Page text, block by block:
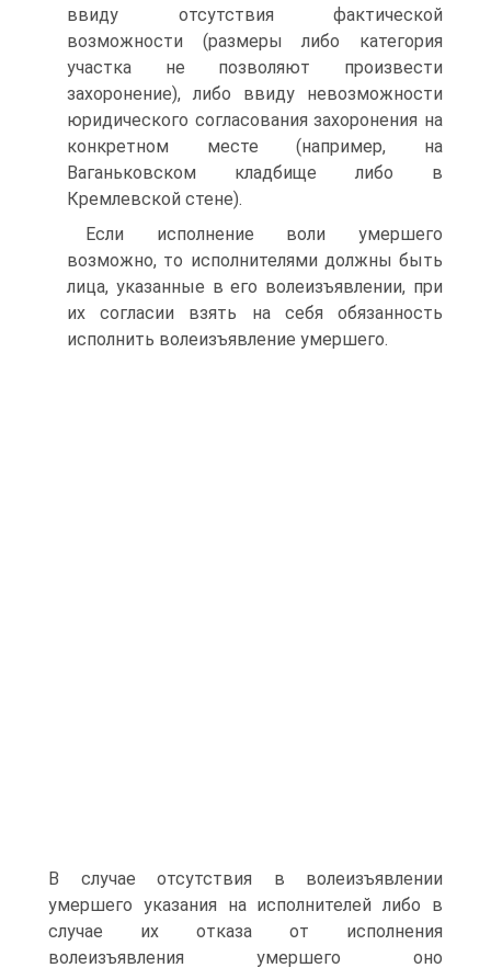
ввиду отсутствия фактической
возможности (размеры либо категория
участка не позволяют произвести
захоронение), либо ввиду невозможности
юридического согласования захоронения на
конкретном месте (например, на
Ваганьковском кладбище либо в
Кремлевской стене).
Если исполнение воли умершего
возможно, то исполнителями должны быть
лица, указанные в его волеизъявлении, при
их согласии взять на себя обязанность
исполнить волеизъявление умершего.
В случае отсутствия в волеизъявлении
умершего указания на исполнителей либо в
случае их отказа от исполнения
волеизъявления умершего оно